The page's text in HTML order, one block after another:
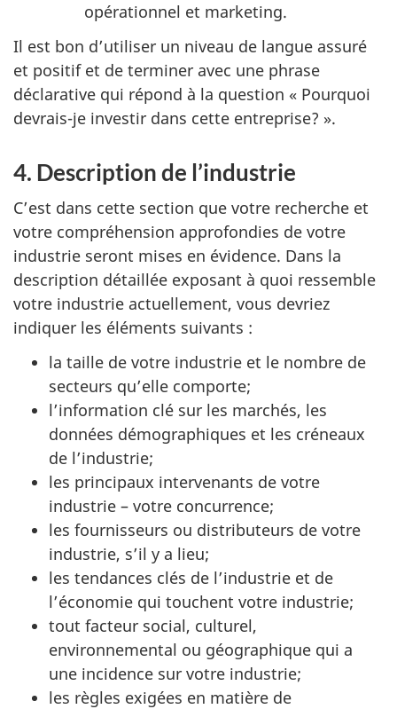
opérationnel et marketing.
Il est bon d’utiliser un niveau de langue assuré
et positif et de terminer avec une phrase
déclarative qui répond à la question « Pourquoi
devrais-je investir dans cette entreprise? ».
4. Description de l’industrie
C’est dans cette section que votre recherche et
votre compréhension approfondies de votre
industrie seront mises en évidence. Dans la
description détaillée exposant à quoi ressemble
votre industrie actuellement, vous devriez
indiquer les éléments suivants :
la taille de votre industrie et le nombre de
secteurs qu’elle comporte;
l’information clé sur les marchés, les
données démographiques et les créneaux
de l’industrie;
les principaux intervenants de votre
industrie – votre concurrence;
les fournisseurs ou distributeurs de votre
industrie, s’il y a lieu;
les tendances clés de l’industrie et de
l’économie qui touchent votre industrie;
tout facteur social, culturel,
environnemental ou géographique qui a
une incidence sur votre industrie;
les règles exigées en matière de